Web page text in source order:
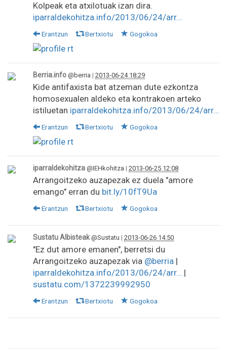
Kolpeak eta atxilotuak izan dira.
iparraldekohitza.info/2013/06/24/arr…
Erantzun Bertxiotu Gogokoa
Berria.info @berria | 2013-06-24 18:29
Kide antifaxista bat atzeman dute ezkontza
homosexualen aldeko eta kontrakoen arteko
istiluetan iparraldekohitza.info/2013/06/24/arr…
Erantzun Bertxiotu Gogokoa
iparraldekohitza @IEHkohitza | 2013-06-25 12:08
Arrangoitzeko auzapezak ez duela "amore
emango" erran du bit.ly/10fT9Ua
Erantzun Bertxiotu Gogokoa
Sustatu Albisteak@Sustatu | 2013-06-26 14:50
"Ez dut amore emanen", berretsi du
Arrangoitzeko auzapezak via @berria |
iparraldekohitza.info/2013/06/24/arr… |
sustatu.com/1372239992950
Erantzun Bertxiotu Gogokoa